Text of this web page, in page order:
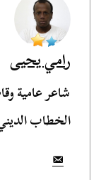
رامي يحيى
شاعر عامية
الخطاب